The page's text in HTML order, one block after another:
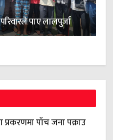
पाए लालपुर्जा
प्रकरणमा पाँच जना पक्राउ